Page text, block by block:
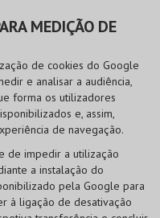
MEDIÇÃO DE
de cookies do Google
e analisar a audiência,
forma os utilizadores
e, assim,
de navegação.
de impedir a utilização
a instalação do
pela Google para
à ligação de desativação